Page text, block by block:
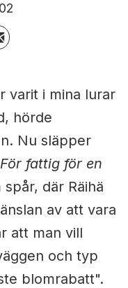
varit i mina lurar
hörde
Nu släpper
För fattig för en
där Räihä
av att vara
att man vill
och typ
blomrabatt".